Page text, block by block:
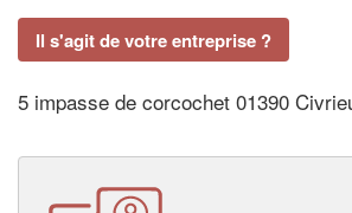
Il s'agit de votre entreprise ?
5 impasse de corcochet 01390